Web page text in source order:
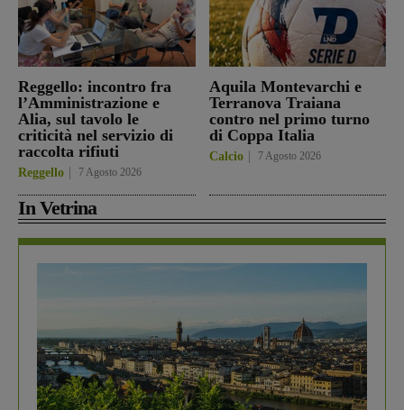
Reggello: incontro fra
l’Amministrazione e
Alia, sul tavolo le
criticità nel servizio di
raccolta rifiuti
Reggello 7 Agosto 2026
Aquila Montevarchi e
Terranova Traiana
contro nel primo turno
di Coppa Italia
Calcio 7 Agosto 2026
In Vetrina